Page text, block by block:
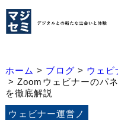
Zoom
ウ
ェ
ー
の
パ
ネ
リ
ホーム ブログ
ウェビ
Zoomウェビナーのパ
を徹底解説
ウェビナー運営ノ